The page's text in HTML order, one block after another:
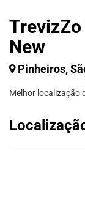
New
Pinheiros,
Melhor localização